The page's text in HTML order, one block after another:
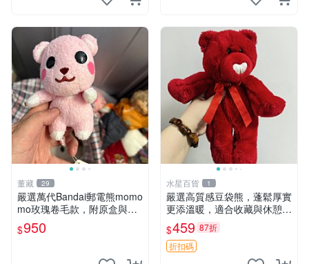
董藏 29
嚴選萬代Bandai郵電熊momo
mo玫瑰卷毛款，附原盒與吊
牌，粉嫩可愛入手即柔軟～
玫瑰卷毛 郵電熊 正品
$950
水星百貨 1
嚴選高質感豆袋熊，蓬鬆厚實
更添溫暖，適合收藏與休憩。
前胸填充飽滿，背部亦具優雅
設計。 豆袋熊 保暖 溫柔 蓬
松
$459 87折
折扣碼